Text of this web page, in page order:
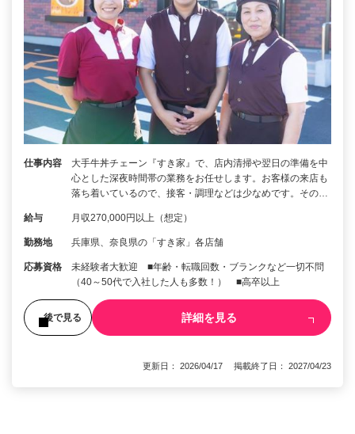
仕事内容
大手牛丼チェーン『すき家』で、店内清掃や翌日の準備を中
心とした深夜時間帯の業務をお任せします。お客様の来店も
落ち着いているので、接客・調理などは少なめです。その…
給与 月収270,000円以上（想定）
勤務地 兵庫県、奈良県の「すき家」各店舗
応募資格
未経験者大歓迎 ■年齢・転職回数・ブランクなど一切不問
（40～50代で入社した人も多数！） ■高卒以上
後で見る 詳細を見る
更新日： 2026/04/17 掲載終了日： 2027/04/23